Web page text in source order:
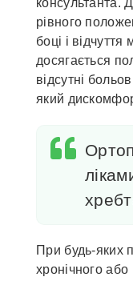
консультанта.
рівного
боці і
досягається
відсутні
який
При будь-яких
хронічного